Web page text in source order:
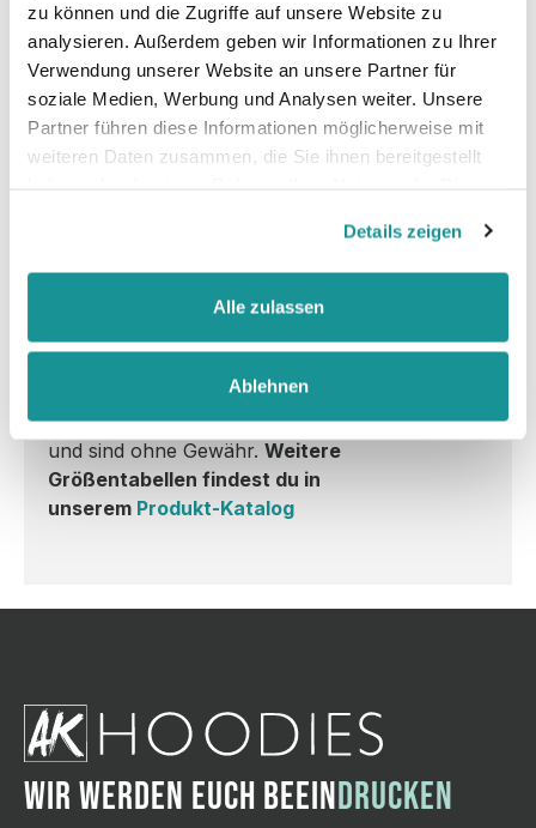
zu können und die Zugriffe auf unsere Website zu
analysieren. Außerdem geben wir Informationen zu Ihrer
Verwendung unserer Website an unsere Partner für
soziale Medien, Werbung und Analysen weiter. Unsere
Partner führen diese Informationen möglicherweise mit
weiteren Daten zusammen, die Sie ihnen bereitgestellt
Details zeigen
Alle zulassen
Ablehnen
XS:
47 67
-
S:
50 69
20
M:
53 72
20
L:
56 74
20
XL:
59 76
21
-
Alle Angaben sind in cm dienen als Richtwerte
und sind ohne Gewähr. Weitere
Größentabellen findest du in
unserem Produkt-Katalog
WIR WERDEN EUCH BEEINDRUCKEN